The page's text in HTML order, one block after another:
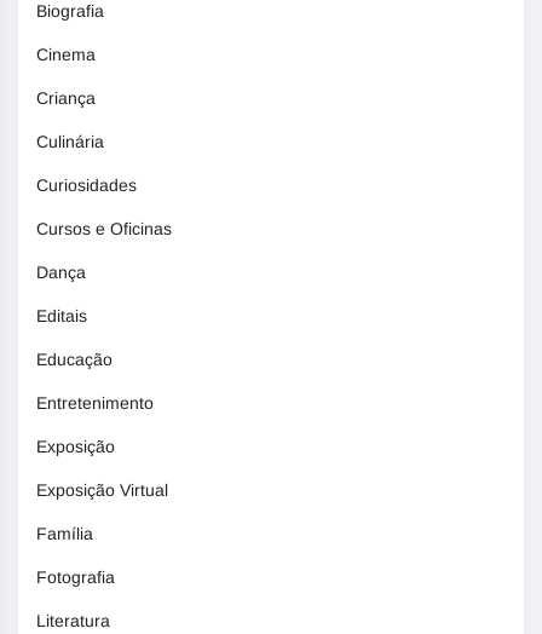
Biografia
Cinema
Criança
Culinária
Curiosidades
Cursos e Oficinas
Dança
Editais
Educação
Entretenimento
Exposição
Exposição Virtual
Família
Fotografia
Literatura